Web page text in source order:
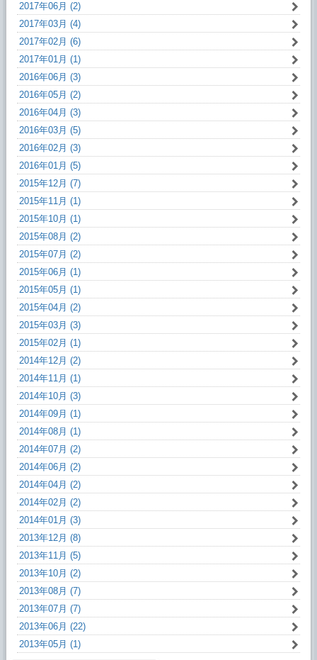
2017年06月 (2)
2017年03月 (4)
2017年02月 (6)
2017年01月 (1)
2016年06月 (3)
2016年05月 (2)
2016年04月 (3)
2016年03月 (5)
2016年02月 (3)
2016年01月 (5)
2015年12月 (7)
2015年11月 (1)
2015年10月 (1)
2015年08月 (2)
2015年07月 (2)
2015年06月 (1)
2015年05月 (1)
2015年04月 (2)
2015年03月 (3)
2015年02月 (1)
2014年12月 (2)
2014年11月 (1)
2014年10月 (3)
2014年09月 (1)
2014年08月 (1)
2014年07月 (2)
2014年06月 (2)
2014年04月 (2)
2014年02月 (2)
2014年01月 (3)
2013年12月 (8)
2013年11月 (5)
2013年10月 (2)
2013年08月 (7)
2013年07月 (7)
2013年06月 (22)
2013年05月 (1)